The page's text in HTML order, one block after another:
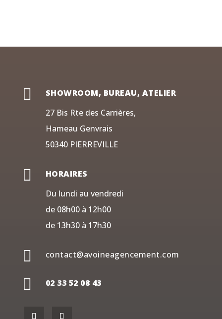

SHOWROOM, BUREAU, ATELIER
27 Bis Rte des Carrières,
Hameau Genvrais
50340 PIERREVILLE

HORAIRES
Du lundi au vendredi
de 08h00 à 12h00
de 13h30 à 17h30
 contact@avoineagencement.com
 02 33 52 08 43